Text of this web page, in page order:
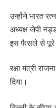
उन्होंने भारत
अध्यक्ष जेपी
इस फैसले से पूरे
रक्षा मंत्री
दिया।